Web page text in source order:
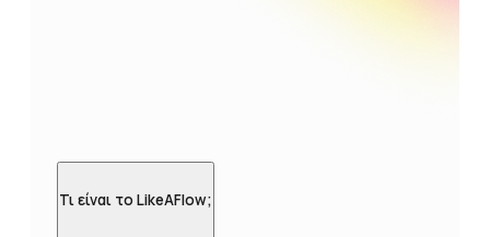
Τι είναι το LikeAFlow;